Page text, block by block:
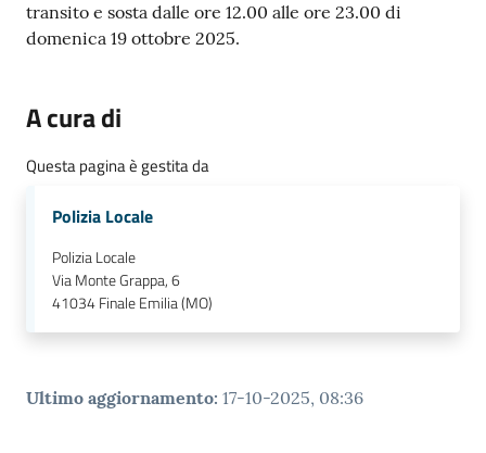
t
e
Sportello
telematico
SUE
argomenti...
Seguici
transito e sosta dalle ore 12.00 alle ore 23.00 di
domenica 19 ottobre 2025.
A cura di
Questa pagina è gestita da
Polizia Locale
Polizia Locale
Via Monte Grappa, 6
41034Finale Emilia (MO)
Ultimo aggiornamento: 17-10-2025, 08:36